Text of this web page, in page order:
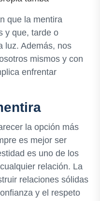
que la mentira
y que, tarde o
luz. Además, nos
mismos y con
enfrentar
la opción más
es mejor ser
es uno de los
relación. La
relaciones sólidas
y el respeto